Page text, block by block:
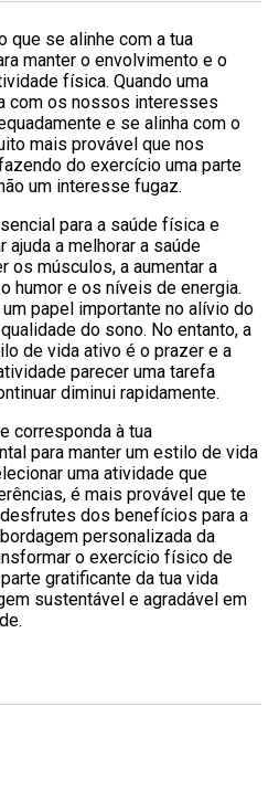
que se alinhe com a tua
manter o envolvimento e o
física. Quando uma
com os nossos interesses
e se alinha com o
mais provável que nos
do exercício uma parte
um interesse fugaz.
para a saúde física e
ajuda a melhorar a saúde
os músculos, a aumentar a
humor e os níveis de energia.
papel importante no alívio do
do sono. No entanto, a
de vida ativo é o prazer e a
parecer uma tarefa
diminui rapidamente.
corresponda à tua
para manter um estilo de vida
uma atividade que
é mais provável que te
dos benefícios para a
personalizada da
o exercício físico de
gratificante da tua vida
sustentável e agradável em